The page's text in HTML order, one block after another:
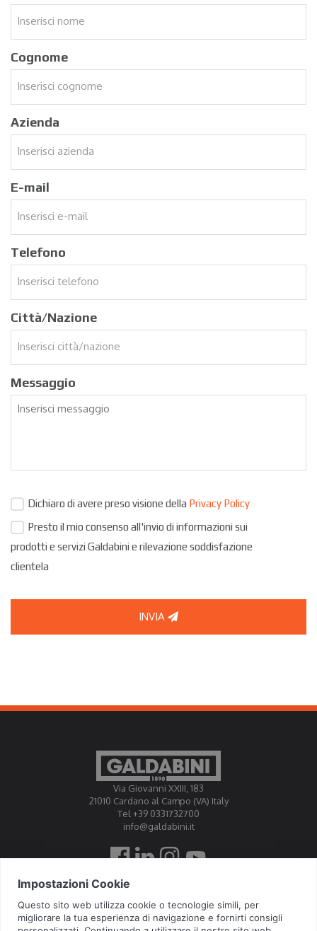
Cognome
Azienda
E-mail
Telefono
Città/Nazione
Messaggio
Dichiaro di avere preso visione della Privacy Policy
Presto il mio consenso all'invio di informazioni sui
prodotti e servizi Galdabini e rilevazione soddisfazione
clientela
INVIA
Via Giovanni XXIII, 183
21010 Cardano al Campo (VA) Italy
Tel +39 0331732700
info@galdabini.it
Galdabini is accredited Official Calibration Centre EA, IAF, ILAC